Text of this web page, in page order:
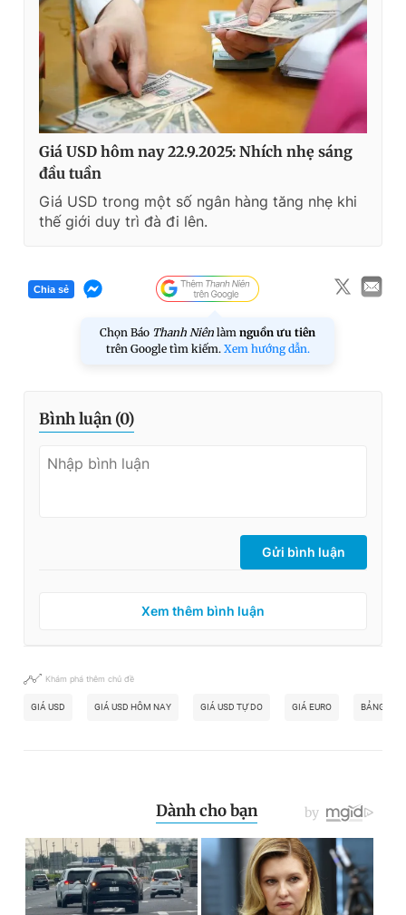
Giá USD hôm nay 22.9.2025: Nhích nhẹ sáng
đầu tuần
Giá USD trong một số ngân hàng tăng nhẹ khi
thế giới duy trì đà đi lên.
Chia sẻ
Chọn Báo Thanh Niên làm nguồn ưu tiên
trên Google tìm kiếm. Xem hướng dẫn.
Bình luận (0)
Gửi bình luận
Xem thêm bình luận
Khám phá thêm chủ đề
GIÁ USD GIÁ USD HÔM NAY GIÁ USD TỰ DO GIÁ EURO BẢNG ANH